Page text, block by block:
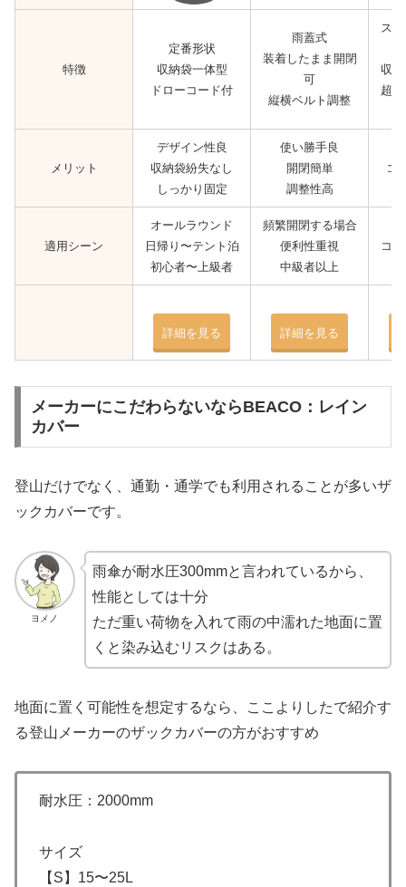
特徴
定番形状
収納袋一体型
ドローコード付
雨蓋式
装着したまま開閉
可
縦横ベルト調整
ス
収
超
メリット
デザイン性良
収納袋紛失なし
しっかり固定
使い勝手良
開閉簡単
調整性高
コ
適用シーン
オールラウンド
日帰り〜テント泊
初心者〜上級者
頻繁開閉する場合
便利性重視
中級者以上
コ
詳細を見る 詳細を見る
メーカーにこだわらないならBEACO：レイン
カバー
登山だけでなく、通勤・通学でも利用されることが多いザ
ックカバーです。
ヨメノ
雨傘が耐水圧300mmと言われているから、
性能としては十分
ただ重い荷物を入れて雨の中濡れた地面に置
くと染み込むリスクはある。
地面に置く可能性を想定するなら、ここよりしたで紹介す
る登山メーカーのザックカバーの方がおすすめ
耐水圧：2000mm
サイズ
【S】15〜25L